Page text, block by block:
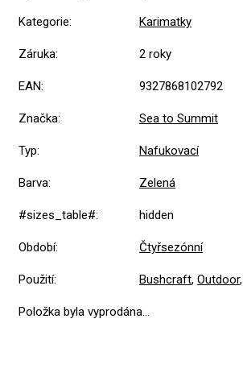
Kategorie: Karimatky
Záruka: 2 roky
EAN: 9327868102792
Značka: Sea to Summit
Typ: Nafukovací
Barva: Zelená
#sizes_table#: hidden
Období: Čtyřsezónní
Použití: Bushcraft, Outdoor,
Položka byla vyprodána…